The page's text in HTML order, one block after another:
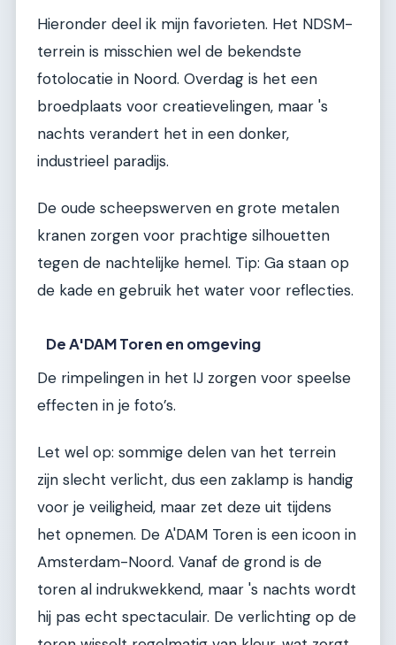
Hieronder deel ik mijn favorieten. Het NDSM-
terrein is misschien wel de bekendste
fotolocatie in Noord. Overdag is het een
broedplaats voor creatievelingen, maar 's
nachts verandert het in een donker,
industrieel paradijs.
De oude scheepswerven en grote metalen
kranen zorgen voor prachtige silhouetten
tegen de nachtelijke hemel. Tip: Ga staan op
de kade en gebruik het water voor reflecties.
De A'DAM Toren en omgeving
De rimpelingen in het IJ zorgen voor speelse
effecten in je foto’s.
Let wel op: sommige delen van het terrein
zijn slecht verlicht, dus een zaklamp is handig
voor je veiligheid, maar zet deze uit tijdens
het opnemen. De A'DAM Toren is een icoon in
Amsterdam-Noord. Vanaf de grond is de
toren al indrukwekkend, maar 's nachts wordt
hij pas echt spectaculair. De verlichting op de